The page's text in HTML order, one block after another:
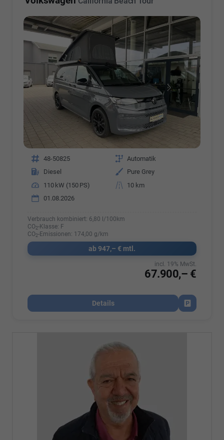
Fahrzeugnr. 48-50825 Getriebe Automatik
Kraftstoff
Diesel Außenfarbe
Pure Grey
Leistung
110 kW (150 PS) Kilometerstand
10 km
01.08.2026
Verbrauch kombiniert: 6,80 l/100km
CO2-Klasse: F
CO2-Emissionen: 174,00 g/km
ab 947,– € mtl.
67.900,– €
incl. 19% MwSt.
Details
Fahrzeug